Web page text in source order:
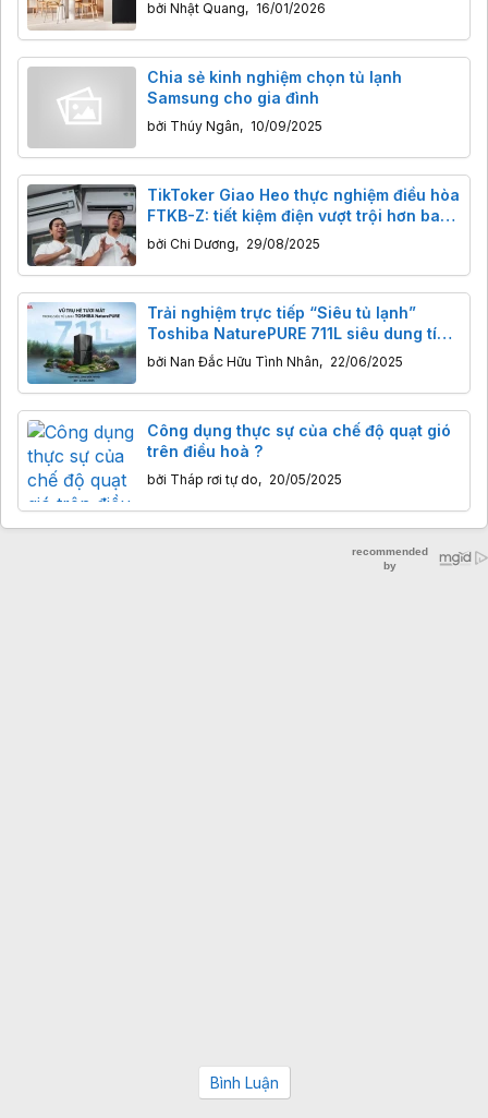
đến Xuân sang
bởi Nhật Quang, 16/01/2026
Chia sẻ kinh nghiệm chọn tủ lạnh
Samsung cho gia đình
bởi Thúy Ngân, 10/09/2025
TikToker Giao Heo thực nghiệm điều hòa
FTKB-Z: tiết kiệm điện vượt trội hơn bao
giờ hết
bởi Chi Dương, 29/08/2025
Trải nghiệm trực tiếp “Siêu tủ lạnh”
Toshiba NaturePURE 711L siêu dung tích
giữa lòng AEON Mall
bởi Nan Đắc Hữu Tình Nhân, 22/06/2025
Công dụng thực sự của chế độ quạt gió
trên điều hoà ?
bởi Tháp rơi tự do, 20/05/2025
Bình Luận